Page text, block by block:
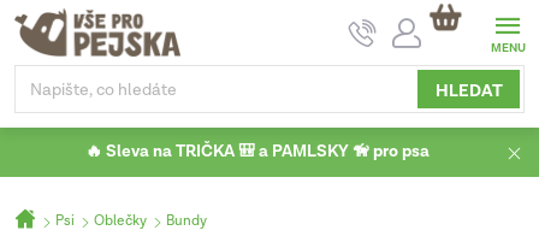
Přejít
obsah
HLEDAT
NÁKUPNÍ
KOŠÍK
🔥 Sleva na TRIČKA 🎒 a PAMLSKY 🦮 pro psa
Domů
Psi Oblečky Bundy